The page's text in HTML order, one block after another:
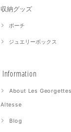
収納グッズ
ポーチ
ジュエリーボックス
Information
About Les
Altesse
Blog